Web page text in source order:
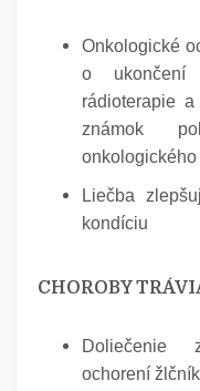
Onkologické
o ukončení
rádioterapie
známok
onkologického
Liečba
kondíciu
CHOROBY
Doliečenie
ochorení